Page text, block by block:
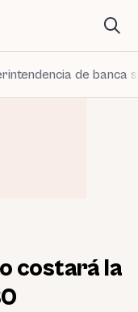
de banca
costará la